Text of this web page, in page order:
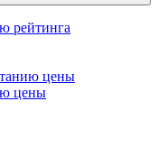
рейтинга
цены
цены